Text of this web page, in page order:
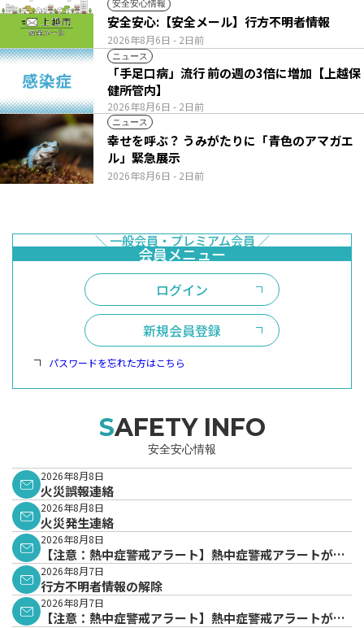
安全安心情報
2026年8月6日 - 2日前
安全安心:【安全メール】行方不明者情報
ニュース
2026年8月6日 - 2日前
「手足口病」流行 前の週の3倍に増加【上越保
健所管内】
ニュース
2026年8月6日 - 2日前
幸せを呼ぶ？ うみがたりに「青色のアマガエ
ル」緊急展示
ログイン
新規会員登録
パスワードを忘れた方はこちら
SAFETY INFO
安全安心情報
2026年8月8日
火災誤報連絡
2026年8月8日
火災発生連絡
2026年8月8日
【注意：熱中症警戒アラート】熱中症警戒アラートが発
表されています。
2026年8月7日
行方不明者情報の解除
2026年8月7日
【注意：熱中症警戒アラート】熱中症警戒アラートが発